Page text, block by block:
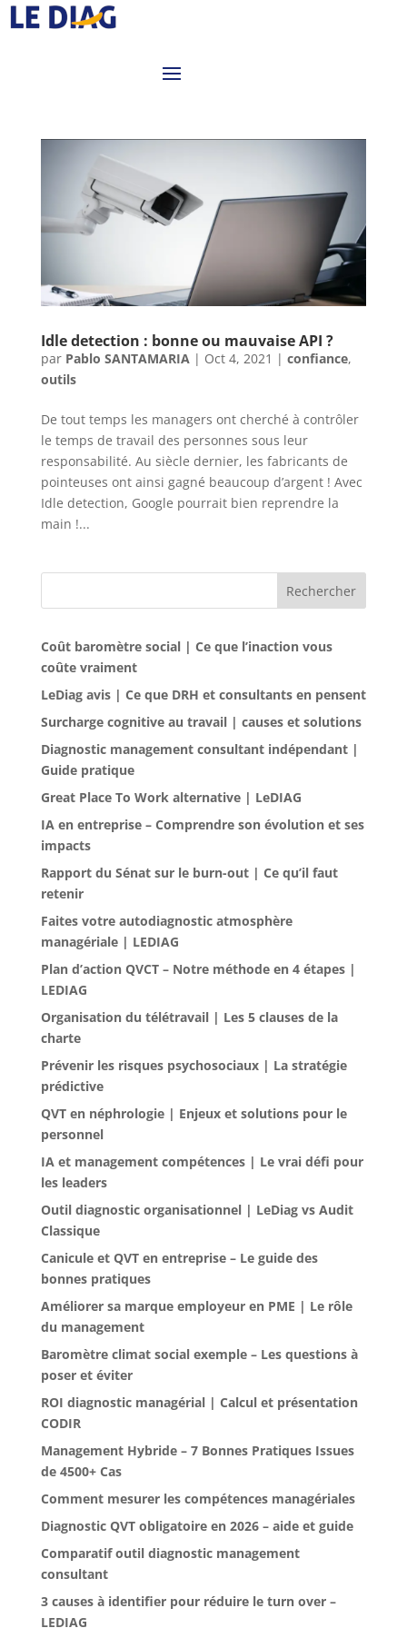
Idle detection : bonne ou mauvaise API ?
par Pablo SANTAMARIA| Oct 4, 2021 | confiance,
outils
De tout temps les managers ont cherché à contrôler
le temps de travail des personnes sous leur
responsabilité. Au siècle dernier, les fabricants de
pointeuses ont ainsi gagné beaucoup d’argent ! Avec
Idle detection, Google pourrait bien reprendre la
main !...
Rechercher
Coût baromètre social | Ce que l’inaction vous
coûte vraiment
LeDiag avis | Ce que DRH et consultants en pensent
Surcharge cognitive au travail | causes et solutions
Diagnostic management consultant indépendant |
Guide pratique
Great Place To Work alternative | LeDIAG
IA en entreprise – Comprendre son évolution et ses
impacts
Rapport du Sénat sur le burn-out | Ce qu’il faut
retenir
Faites votre autodiagnostic atmosphère
managériale | LEDIAG
Plan d’action QVCT – Notre méthode en 4 étapes |
LEDIAG
Organisation du télétravail | Les 5 clauses de la
charte
Prévenir les risques psychosociaux | La stratégie
prédictive
QVT en néphrologie | Enjeux et solutions pour le
personnel
IA et management compétences | Le vrai défi pour
les leaders
Outil diagnostic organisationnel | LeDiag vs Audit
Classique
Canicule et QVT en entreprise – Le guide des
bonnes pratiques
Améliorer sa marque employeur en PME | Le rôle
du management
Baromètre climat social exemple – Les questions à
poser et éviter
ROI diagnostic managérial | Calcul et présentation
CODIR
Management Hybride – 7 Bonnes Pratiques Issues
de 4500+ Cas
Comment mesurer les compétences managériales
Diagnostic QVT obligatoire en 2026 – aide et guide
Comparatif outil diagnostic management
consultant
3 causes à identifier pour réduire le turn over –
LEDIAG